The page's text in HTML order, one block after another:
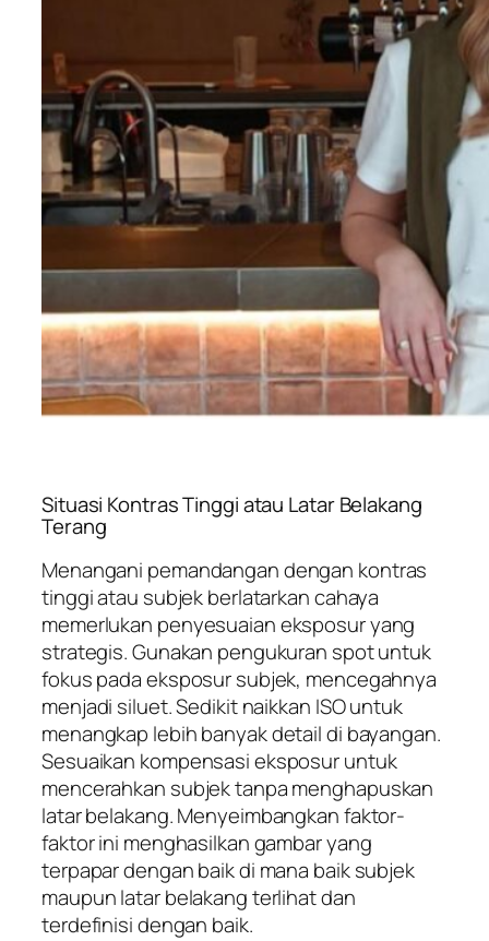
Situasi Kontras Tinggi atau Latar Belakang
Terang
Menangani pemandangan dengan kontras
tinggi atau subjek berlatarkan cahaya
memerlukan penyesuaian eksposur yang
strategis. Gunakan pengukuran spot untuk
fokus pada eksposur subjek, mencegahnya
menjadi siluet. Sedikit naikkan ISO untuk
menangkap lebih banyak detail di bayangan.
Sesuaikan kompensasi eksposur untuk
mencerahkan subjek tanpa menghapuskan
latar belakang. Menyeimbangkan faktor-
faktor ini menghasilkan gambar yang
terpapar dengan baik di mana baik subjek
maupun latar belakang terlihat dan
terdefinisi dengan baik.